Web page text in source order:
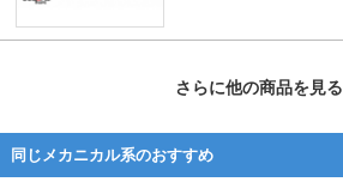
さらに他の商品を見る
同じメカニカル系のおすすめ